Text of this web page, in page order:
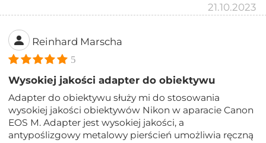
21.10.2023
Reinhard Marscha
5
Wysokiej jakości adapter do obiektywu
Adapter do obiektywu służy mi do stosowania
wysokiej jakości obiektywów Nikon w aparacie Canon
EOS M. Adapter jest wysokiej jakości, a
antypoślizgowy metalowy pierścień umożliwia ręczną